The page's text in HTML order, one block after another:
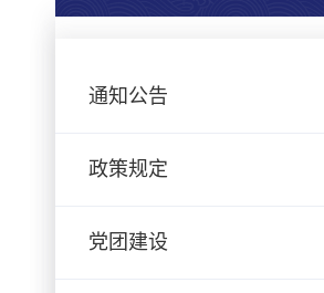
通知公告
政策规定
党团建设